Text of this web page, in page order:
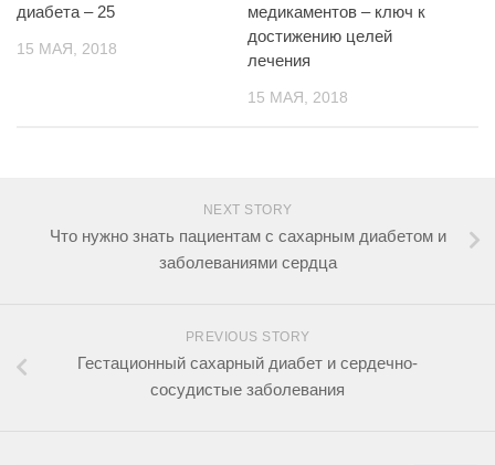
диабета – 25
15 МАЯ, 2018
медикаментов – ключ к
достижению целей
лечения
15 МАЯ, 2018
NEXT STORY
Что нужно знать пациентам с сахарным диабетом и
заболеваниями сердца
PREVIOUS STORY
Гестационный сахарный диабет и сердечно-
сосудистые заболевания